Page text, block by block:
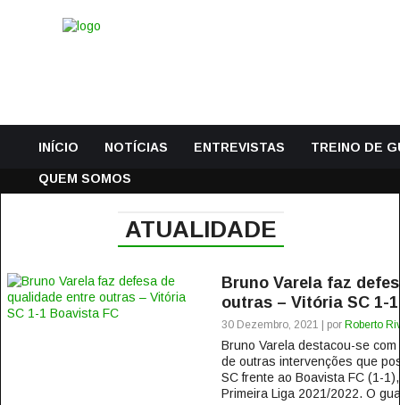
INÍCIO NOTÍCIAS ENTREVISTAS TREINO DE
QUEM SOMOS
ATUALIDADE
Bruno Varela faz
outras – Vitória SC 1-
30 Dezembro, 2021 | por Roberto
Bruno Varela destacou-se
de outras intervenções que
SC frente ao Boavista FC (1-
Primeira Liga 2021/2022. O